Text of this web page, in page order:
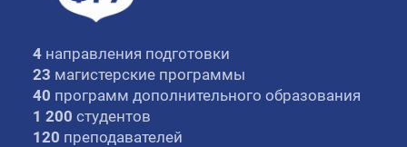
4 направления подготовки
23 магистерские программы
40 программ дополнительного образования
1 200 студентов
120 преподавателей